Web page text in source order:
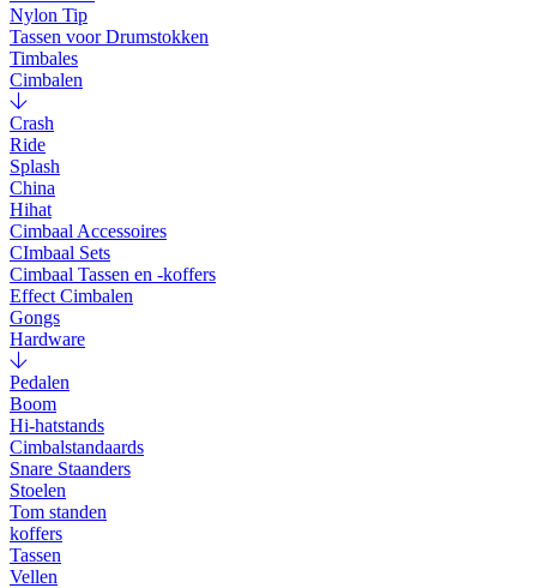
Nylon Tip
Tassen voor Drumstokken
Timbales
Cimbalen
Crash
Ride
Splash
China
Hihat
Cimbaal Accessoires
CImbaal Sets
Cimbaal Tassen en -koffers
Effect Cimbalen
Gongs
Hardware
Pedalen
Boom
Hi-hatstands
Cimbalstandaards
Snare Staanders
Stoelen
Tom standen
koffers
Tassen
Vellen